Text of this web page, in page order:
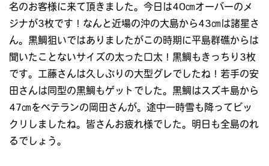
名のお客様に来て頂きました。今日は40㎝オーバーのメ
ジナが3枚です！なんと近場の沖の大島から43㎝は諸星さ
ん。黒鯛狙いではありましたがこの時期に平島群礁からは
聞いたことないサイズの太った口太！黒鯛もきっちり3枚
です。工藤さんは久しぶりの大型グレでしたね！若手の安
田さんは同型の黒鯛もゲットでした。黒鯛はスズキ島から
47㎝をベテランの岡田さんが。途中一時雪も降ってビッ
クリしましたね。皆さんお疲れ様でした。明日も全島のれ
るでしょう。